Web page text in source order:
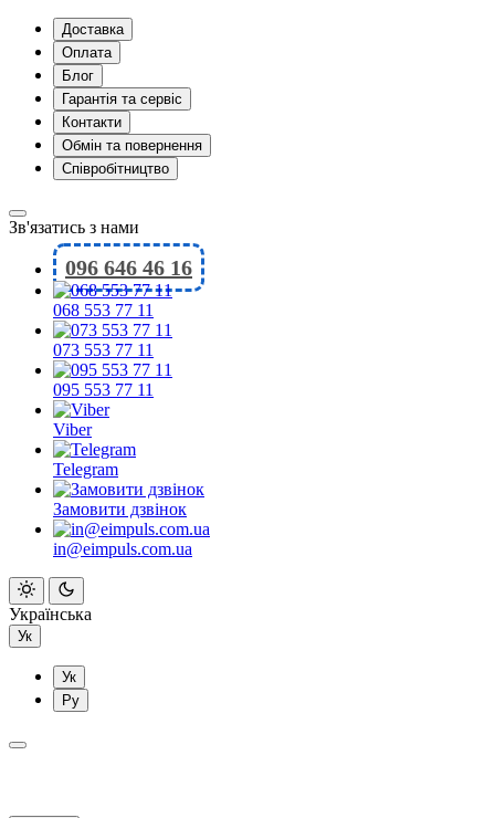
Доставка
Оплата
Блог
Гарантія та сервіс
Контакти
Обмін та повернення
Співробітництво
Зв'язатись з нами
096 646 46 16
068 553 77 11
073 553 77 11
095 553 77 11
Viber
Telegram
Замовити дзвінок
in@eimpuls.com.ua
Українська
Ук
Ук
Ру